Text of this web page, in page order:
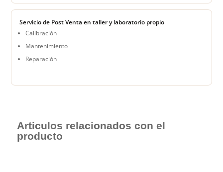
Servicio de Post Venta en taller y laboratorio propio
Calibración
Mantenimiento
Reparación
Articulos relacionados con el
producto